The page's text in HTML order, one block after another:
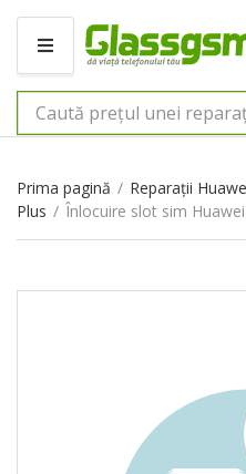
M
N
I
Prima pagină / Reparații
Plus / Înlocuire slot sim